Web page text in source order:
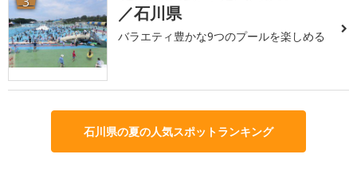
／石川県
バラエティ豊かな9つのプールを楽しめる
石川県の夏の人気スポットランキング